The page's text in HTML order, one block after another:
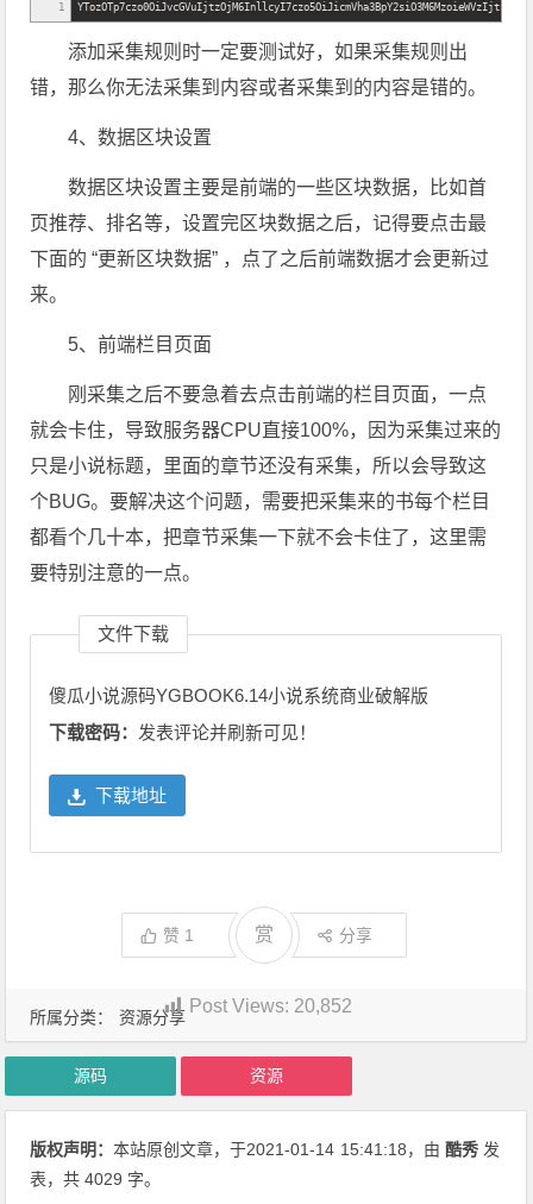
所属分类： 资源分享
1
添加采集规则时一定要测试好，如果采集规则出
错，那么你无法采集到内容或者采集到的内容是错的。
4、数据区块设置
数据区块设置主要是前端的一些区块数据，比如首
页推荐、排名等，设置完区块数据之后，记得要点击最
下面的 “更新区块数据” ，点了之后前端数据才会更新过
来。
5、前端栏目页面
刚采集之后不要急着去点击前端的栏目页面，一点
就会卡住，导致服务器CPU直接100%，因为采集过来的
只是小说标题，里面的章节还没有采集，所以会导致这
个BUG。要解决这个问题，需要把采集来的书每个栏目
都看个几十本，把章节采集一下就不会卡住了，这里需
要特别注意的一点。
文件下载
傻瓜小说源码YGBOOK6.14小说系统商业破解版
下载密码： 发表评论并刷新可见！
下载地址
Post Views: 20,852
赞 1 赏 分享
源码 资源
版权声明：本站原创文章，于2021-01-14 15:41:18，由酷秀 发
表，共 4029 字。